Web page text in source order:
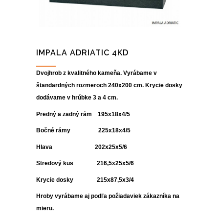
IMPALA ADRIATIC 4KD
Dvojhrob z kvalitného kameňa. Vyrábame v
štandardných rozmeroch 240x200 cm. Krycie dosky
dodávame v hrúbke 3 a 4 cm.
Predný a zadný rám 195x18x4/5
Bočné rámy 225x18x4/5
Hlava 202x25x5/6
Stredový kus 216,5x25x5/6
Krycie dosky 215x87,5x3/4
Hroby vyrábame aj podľa požiadaviek zákazníka na
mieru.